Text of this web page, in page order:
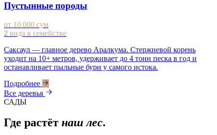
Пустынные породы
от 10 000 сум
2 вида в семействе
Саксаул — главное дерево Аралкума. Стержневой корень
уходит на 10+ метров, удерживает до 4 тонн песка в год и
останавливает пыльные бури у самого истока.
Подробнее
Все деревья
САДЫ
Где растёт наш лес.